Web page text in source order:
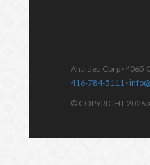
Ahaidea Corp · 4065
416-784-5111 ·
© COPYRIGHT 2026